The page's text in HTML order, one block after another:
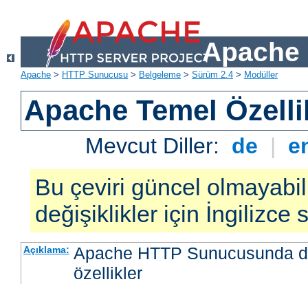
Apache
Apache > HTTP Sunucusu > Belgeleme > Sürüm 2.4 > Modüller
Apache Temel
Mevcut Diller: de |
Bu çeviri güncel
değişiklikler için İngilizce
Açıklama: Apache HTTP Sunucusunda
özellikler